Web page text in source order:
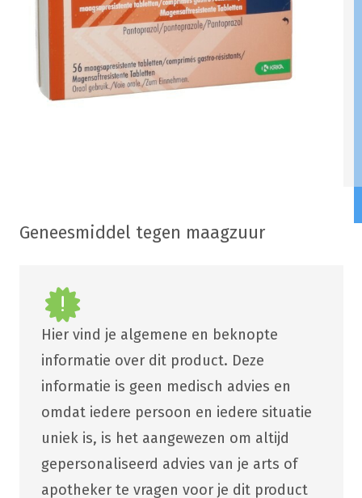
Geneesmiddel tegen maagzuur
Hier vind je algemene en beknopte
informatie over dit product. Deze
informatie is geen medisch advies en
omdat iedere persoon en iedere situatie
uniek is, is het aangewezen om altijd
gepersonaliseerd advies van je arts of
apotheker te vragen voor je dit product